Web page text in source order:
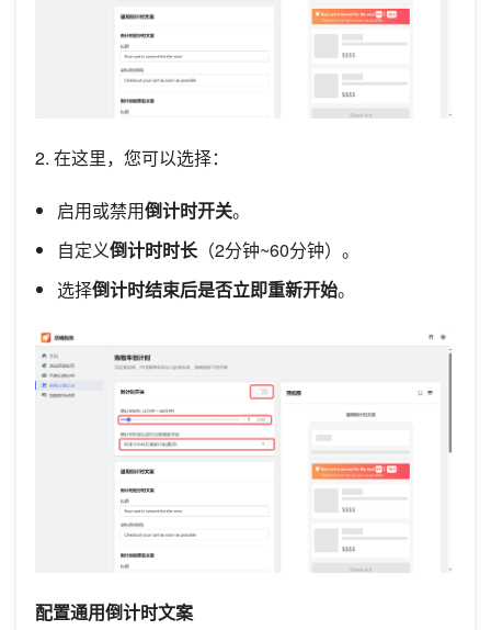
2. 在这里，您可以选择：
启用或禁用倒计时开关。
自定义倒计时时长 （2分钟~60分钟）。
选择倒计时结束后是否立即重新开始。
配置通用倒计时文案